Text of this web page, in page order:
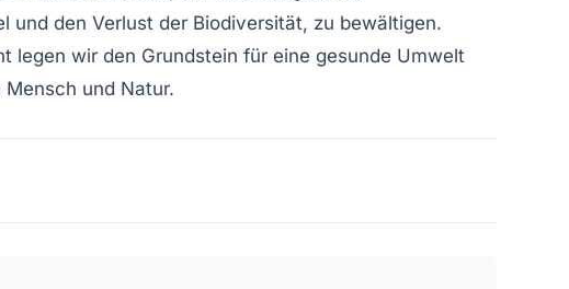
und den Verlust der Biodiversität, zu bewältigen.
legen wir den Grundstein für eine gesunde Umwelt
Mensch und Natur.